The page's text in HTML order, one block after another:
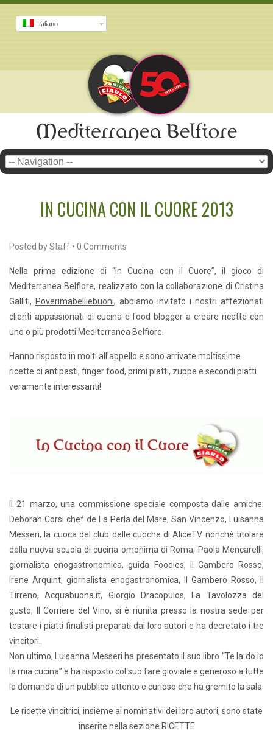
Italiano
IN CUCINA CON IL CUORE 2013
Posted byStaff • 0 Comments
Nella prima edizione di “In Cucina con il Cuore”, il gioco di
Mediterranea Belfiore, realizzato con la collaborazione di Cristina
Galliti, Poverimabelliebuoni, abbiamo invitato i nostri affezionati
clienti appassionati di cucina e food blogger a creare ricette con
uno o più prodotti Mediterranea Belfiore.
Hanno risposto in molti all’appello e sono arrivate moltissime
ricette di antipasti, finger food, primi piatti, zuppe e secondi piatti
veramente interessanti!
Il 21 marzo, una commissione speciale composta dalle amiche:
Deborah Corsi chef de La Perla del Mare, San Vincenzo, Luisanna
Messeri, la cuoca del club delle cuoche di AliceTV nonchè titolare
della nuova scuola di cucina omonima di Roma, Paola Mencarelli,
giornalista enogastronomica, guida Foodies, Il Gambero Rosso,
Irene Arquint, giornalista enogastronomica, Il Gambero Rosso, Il
Tirreno, Acquabuona.it, Giorgio Dracopulos, La Tavolozza del
gusto, Il Corriere del Vino, si è riunita presso la nostra sede per
testare i piatti finalisti preparati dai loro autori e ha decretato i tre
vincitori.
Non ultimo, Luisanna Messeri ha presentato il suo libro “Te la do io
la mia cucina” e ha risposto col suo fare gioviale e generoso a tutte
le domande di un pubblico attento e curioso che ha gremito la sala.
Le ricette vincitrici, insieme ai nominativi dei loro autori, sono state
inserite nella sezione RICETTE